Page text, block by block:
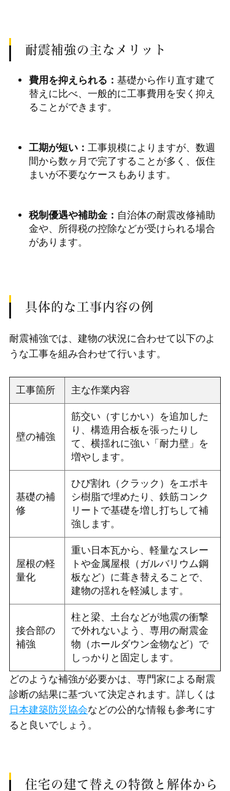
耐震補強の主なメリット
費用を抑えられる： 基礎から作り直す建て
替えに比べ、一般的に工事費用を安く抑え
ることができます。
工期が短い： 工事規模によりますが、数週
間から数ヶ月で完了することが多く、仮住
まいが不要なケースもあります。
税制優遇や補助金： 自治体の耐震改修補助
金や、所得税の控除などが受けられる場合
があります。
具体的な工事内容の例
耐震補強では、建物の状況に合わせて以下のよ
うな工事を組み合わせて行います。
工事箇所 主な作業内容
壁の補強
筋交い（すじかい）を追加した
り、構造用合板を張ったりし
て、横揺れに強い「耐力壁」を
増やします。
基礎の補
修
ひび割れ（クラック）をエポキ
シ樹脂で埋めたり、鉄筋コンク
リートで基礎を増し打ちして補
強します。
屋根の軽
量化
重い日本瓦から、軽量なスレー
トや金属屋根（ガルバリウム鋼
板など）に葺き替えることで、
建物の揺れを軽減します。
接合部の
補強
柱と梁、土台などが地震の衝撃
で外れないよう、専用の耐震金
物（ホールダウン金物など）で
しっかりと固定します。
どのような補強が必要かは、専門家による耐震
診断の結果に基づいて決定されます。詳しくは
日本建築防災協会などの公的な情報も参考にす
ると良いでしょう。
住宅の建て替えの特徴と解体から